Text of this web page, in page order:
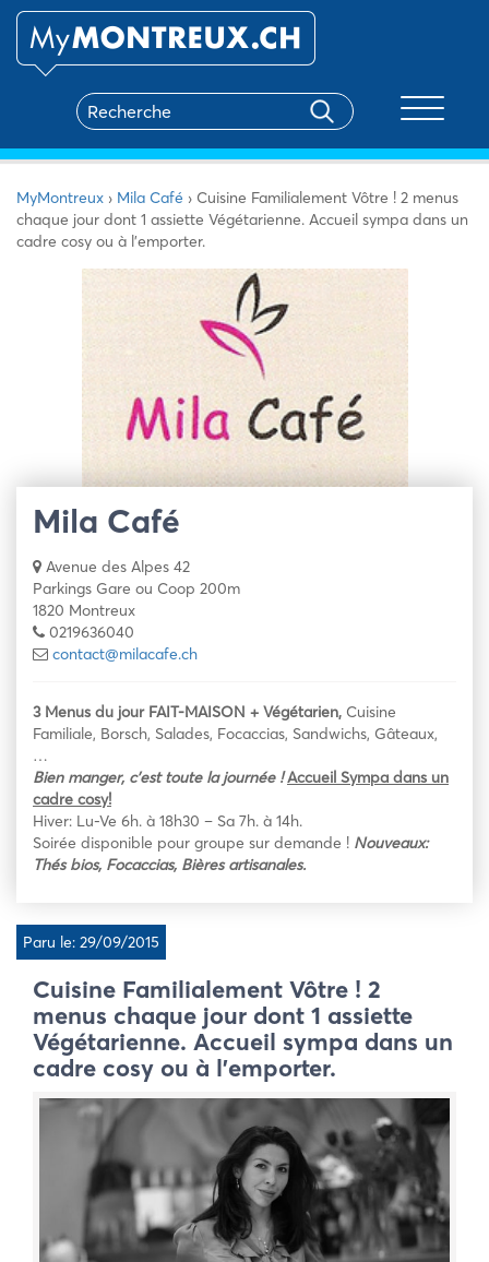
MyMontreux › Mila Café › Cuisine Familialement Vôtre ! 2 menus
chaque jour dont 1 assiette Végétarienne. Accueil sympa dans un
cadre cosy ou à l’emporter.
Mila Café
Avenue des Alpes 42
Parkings Gare ou Coop 200m
1820 Montreux
0219636040
contact@milacafe.ch
3 Menus du jour FAIT-MAISON + Végétarien, Cuisine
Familiale, Borsch, Salades, Focaccias, Sandwichs, Gâteaux,
…
Bien manger, c’est toute la journée ! Accueil Sympa dans un
cadre cosy!
Hiver: Lu-Ve 6h. à 18h30 – Sa 7h. à 14h.
Soirée disponible pour groupe sur demande ! Nouveaux:
Thés bios, Focaccias, Bières artisanales.
Paru le: 29/09/2015
Cuisine Familialement Vôtre ! 2
menus chaque jour dont 1 assiette
Végétarienne. Accueil sympa dans un
cadre cosy ou à l’emporter.